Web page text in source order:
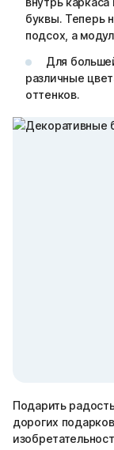
буквы. Теперь
подсох, а
Для
различные
оттенков.
Подарить
дорогих